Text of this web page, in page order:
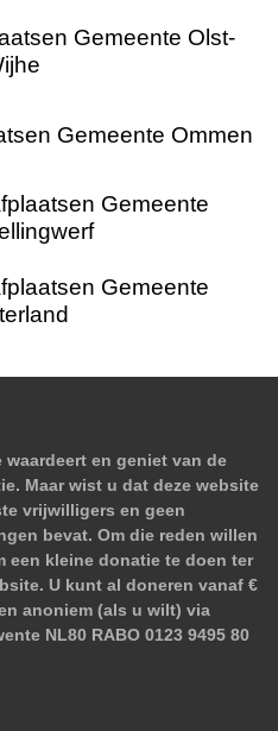
Gemeente Olst-
Gemeente Ommen
Gemeente
Gemeente
en geniet van de
Maar wist u dat deze website
vrijwilligers en geen
bevat. Om die reden willen
een kleine donatie te doen ter
U kunt al doneren vanaf €
anoniem (als u wilt) via
NL80 RABO 0123 9495 80